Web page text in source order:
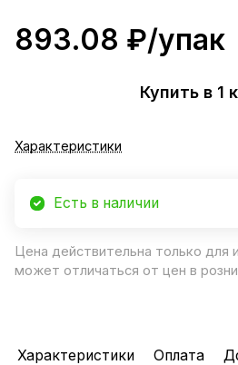
893.08 ₽/упак
Купить в 1
Характеристики
Есть в наличии
Цена действительна только для
может отличаться от цен в
Характеристики Оплата